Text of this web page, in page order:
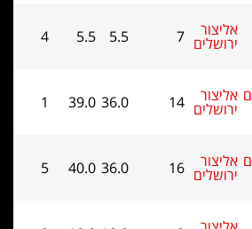
7
5.5
5.5
4
14
36.0
39.0
1
16
36.0
40.0
5